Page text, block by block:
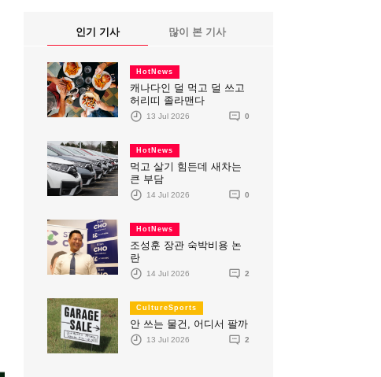
인기 기사 많이 본 기사
HotNews
캐나다인 덜 먹고 덜 쓰고
허리띠 졸라맨다
13 Jul 2026 0
HotNews
먹고 살기 힘든데 새차는
큰 부담
14 Jul 2026 0
HotNews
조성훈 장관 숙박비용 논
란
14 Jul 2026 2
CultureSports
안 쓰는 물건, 어디서 팔까
13 Jul 2026 2